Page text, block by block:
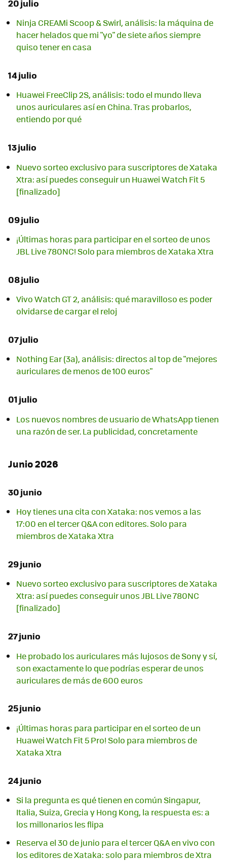
20 julio
Ninja CREAMi Scoop & Swirl, análisis: la máquina de
hacer helados que mi "yo" de siete años siempre
quiso tener en casa
14 julio
Huawei FreeClip 2S, análisis: todo el mundo lleva
unos auriculares así en China. Tras probarlos,
entiendo por qué
13 julio
Nuevo sorteo exclusivo para suscriptores de Xataka
Xtra: así puedes conseguir un Huawei Watch Fit 5
[finalizado]
09 julio
¡Últimas horas para participar en el sorteo de unos
JBL Live 780NC! Solo para miembros de Xataka Xtra
08 julio
Vivo Watch GT 2, análisis: qué maravilloso es poder
olvidarse de cargar el reloj
07 julio
Nothing Ear (3a), análisis: directos al top de "mejores
auriculares de menos de 100 euros"
01 julio
Los nuevos nombres de usuario de WhatsApp tienen
una razón de ser. La publicidad, concretamente
Junio 2026
30 junio
Hoy tienes una cita con Xataka: nos vemos a las
17:00 en el tercer Q&A con editores. Solo para
miembros de Xataka Xtra
29 junio
Nuevo sorteo exclusivo para suscriptores de Xataka
Xtra: así puedes conseguir unos JBL Live 780NC
[finalizado]
27 junio
He probado los auriculares más lujosos de Sony y sí,
son exactamente lo que podrías esperar de unos
auriculares de más de 600 euros
25 junio
¡Últimas horas para participar en el sorteo de un
Huawei Watch Fit 5 Pro! Solo para miembros de
Xataka Xtra
24 junio
Si la pregunta es qué tienen en común Singapur,
Italia, Suiza, Grecia y Hong Kong, la respuesta es: a
los millonarios les flipa
Reserva el 30 de junio para el tercer Q&A en vivo con
los editores de Xataka: solo para miembros de Xtra